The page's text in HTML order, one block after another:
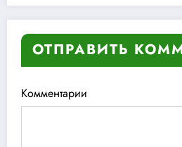
ОТПРАВИТЬ
Комментарии